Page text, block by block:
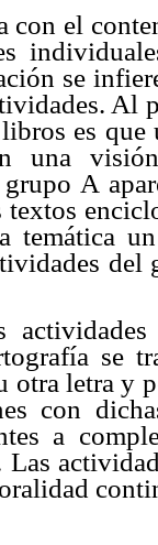
con el
se
Al
es
una
A
textos
temática
se
otra letra y
con
a